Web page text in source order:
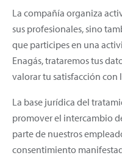
La compañía organiza
sus profesionales, sino
que participes en una
Enagás, trataremos tus
valorar tu satisfacción con
La base jurídica del
promover el intercambio
parte de nuestros
consentimiento